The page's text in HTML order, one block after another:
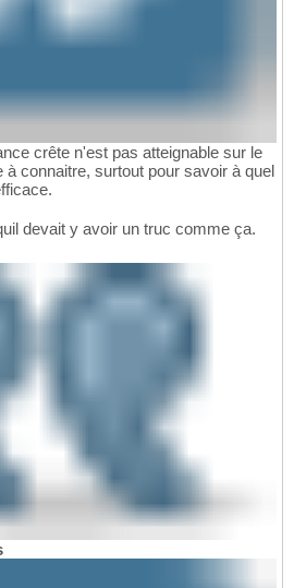
crête n'est pas atteignable sur le
à connaitre, surtout pour savoir à quel
devait y avoir un truc comme ça.